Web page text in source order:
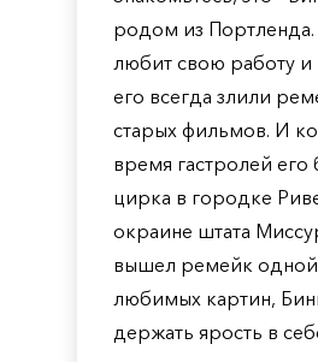
родом из
любит свою работу и
его всегда злили
старых фильмов. И
время гастролей его
цирка в городке
окраине штата
вышел ремейк одной
любимых картин,
держать ярость в